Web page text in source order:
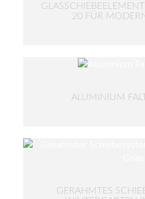
20 FÜR
ALUMINIUM
GERAHMTES